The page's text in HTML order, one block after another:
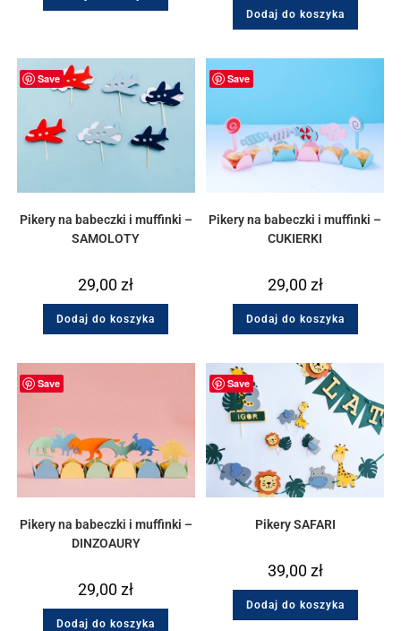
Dodaj do koszyka
Save
Pikery na babeczki i muffinki –
SAMOLOTY
29,00zł
Dodaj do koszyka
Save
Pikery na babeczki i muffinki –
CUKIERKI
29,00zł
Dodaj do koszyka
Save
Pikery na babeczki i muffinki –
DINZOAURY
29,00zł
Dodaj do koszyka
Save
Pikery SAFARI
39,00zł
Dodaj do koszyka